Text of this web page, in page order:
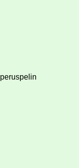
peruspelin